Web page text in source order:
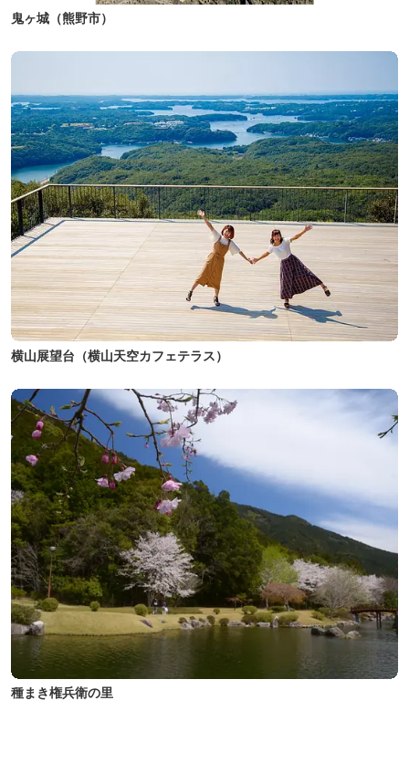
鬼ヶ城（熊野市）
横山展望台（横山天空カフェテラス）
種まき権兵衛の里